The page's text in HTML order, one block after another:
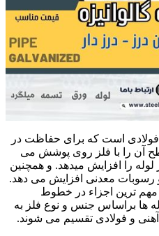
فولادی است که برای حفاظت در
آن را با فلز روی پوشش می
را افزایش میدهد. و همچنین
رسوبات معدنی افزایش می دهد.
مهم ترین اجزاء در خطوط
ها براساس جنس و نوع فلز به
و فولادی تقسیم می شوند.